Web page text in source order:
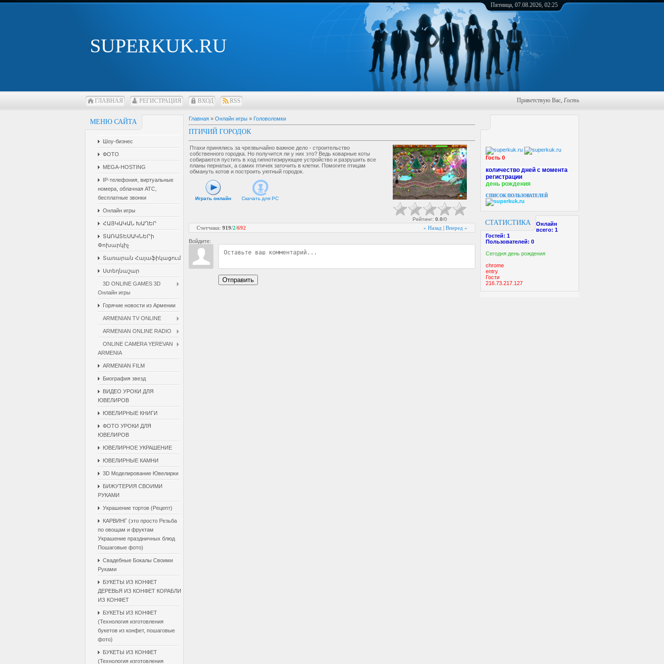
SUPERKUK.RU
Пятница, 07.08.2026, 02:25
ГЛАВНАЯ РЕГИСТРАЦИЯ ВХОД RSS Приветствую Вас, Гость
МЕНЮ САЙТА
Шоу-бизнес
ФОТО
MEGA-HOSTING
IP-телефония, виртуальные
номера, облачная АТС,
бесплатные звонки
Онлайн игры
ՀԱՅԿԱԿԱՆ ԽԱՂԵՐ
ՏԱՌԱՏԵՍԱԿՆԵՐի
Փոխարկիչ
Տառարան Հայաֆիկացում
Ստեղնաշար
3D ONLINE GAMES 3D
Онлайн игры
Горячие новости из Армении
ARMENIAN TV ONLINE
ARMENIAN ONLINE RADIO
ONLINE CAMERA YEREVAN
ARMENIA
ARMENIAN FILM
Биография звезд
ВИДЕО УРОКИ ДЛЯ
ЮВЕЛИРОВ
ЮВЕЛИРНЫЕ КНИГИ
ФОТО УРОКИ ДЛЯ
ЮВЕЛИРОВ
ЮВЕЛИРНОЕ УКРАШЕНИЕ
ЮВЕЛИРНЫЕ КАМНИ
3D Моделирование Ювелирки
БИЖУТЕРИЯ СВОИМИ
РУКАМИ
Украшение тортов (Рецепт)
КАРВИНГ (это просто Резьба
по овощам и фруктам
Украшение праздничных блюд
Пошаговые фото)
Свадебные Бокалы Cвоими
Pуками
БУКЕТЫ ИЗ КОНФЕТ
ДЕРЕВЬЯ ИЗ КОНФЕТ КОРАБЛИ
ИЗ КОНФЕТ
БУКЕТЫ ИЗ КОНФЕТ
(Технология изготовления
букетов из конфет, пошаговые
фото)
БУКЕТЫ ИЗ КОНФЕТ
(Технология изготовления
Гость 0
количество дней с момента
регистрации
день рождения
СПИСОК ПОЛЬЗОВАТЕЛЕЙ
СТАТИСТИКА
Онлайн
всего: 1
Гостей: 1
Пользователей: 0
Cегодня день рождения
chrome
entry
Гости
216.73.217.127
Главная » Онлайн игры » Головоломки
ПТИЧИЙ ГОРОДОК
Птахи принялись за чрезвычайно важное дело - строительство
собственного городка. Но получится ли у них это? Ведь коварные коты
собираются пустить в ход гипнотизирующее устройство и разрушить все
планы пернатых, а самих птичек заточить в клетки. Помогите птицам
обмануть котов и построить уютный городок.
Играть онлайн Скачать для PC
Рейтинг: 0.0/0
« Назад | Вперед »
Счетчики: 919/2/692
Войдите:
Отправить